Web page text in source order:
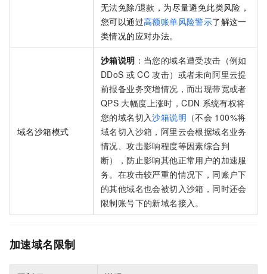
无法免除/退款，为尽量避免此类风险，
您可以通过高额账单风险警示了解这一
类情况的应对办法。
域名沙箱模式
沙箱说明 ：当您的域名遭受攻击（例如
DDoS 或 CC 攻击）或者未向阿里云提
前报备业务突增情况，而出现带宽或者
QPS 大幅度上涨时，CDN 系统有权将
您的域名切入沙箱说明 （不会 100%将
域名切入沙箱，阿里云会根据域名业务
情况、攻击影响程度等因素综合判
断），防止影响其他正常用户的加速服
务。在攻击较严重的情况下，同账户下
的其他域名也会被切入沙箱，同时还会
限制账号下的新域名接入。
加速域名限制